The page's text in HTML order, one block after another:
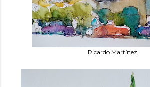
Ricardo Martínez